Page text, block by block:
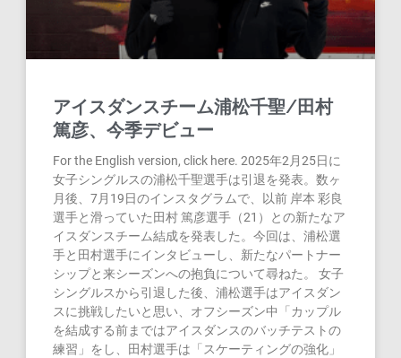
アイスダンスチーム浦松千聖/田村
篤彦、今季デビュー
For the English version, click here. 2025年2月25日に
女子シングルスの浦松千聖選手は引退を発表。数ヶ
月後、7月19日のインスタグラムで、以前 岸本 彩良
選手と滑っていた田村 篤彦選手（21）との新たなア
イスダンスチーム結成を発表した。今回は、浦松選
手と田村選手にインタビューし、新たなパートナー
シップと来シーズンへの抱負について尋ねた。 女子
シングルスから引退した後、浦松選手はアイスダン
スに挑戦したいと思い、オフシーズン中「カップル
を結成する前まではアイスダンスのバッチテストの
練習」をし、田村選手は「スケーティングの強化」